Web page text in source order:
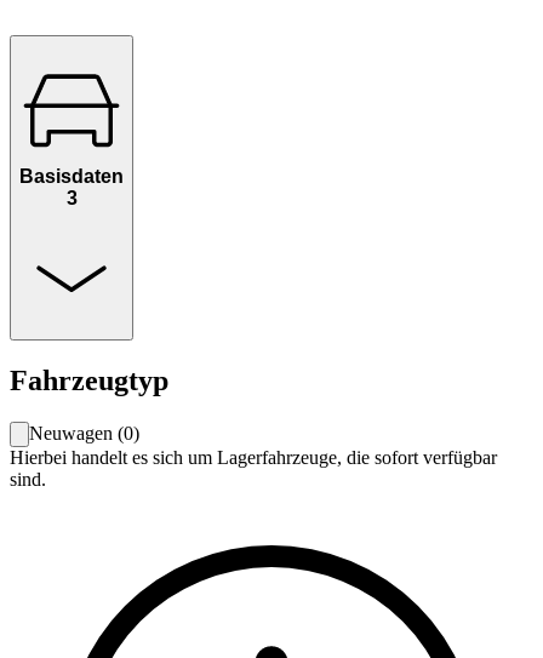
Basisdaten
3
Fahrzeugtyp
Neuwagen (0)
Hierbei handelt es sich um Lagerfahrzeuge, die sofort verfügbar
sind.